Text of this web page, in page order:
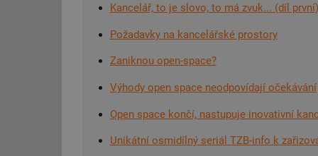
Kancelář, to je slovo, to má zvuk... (díl první)
Požadavky na kancelářské prostory
Zaniknou open-space?
Výhody open space neodpovídají očekávání
Open space končí, nastupuje inovativní
Unikátní osmidílný seriál TZB-info k